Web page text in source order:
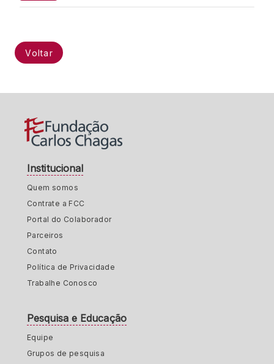
Voltar
Institucional
Quem somos
Contrate a FCC
Portal do Colaborador
Parceiros
Contato
Política de Privacidade
Trabalhe Conosco
Pesquisa e Educação
Equipe
Grupos de pesquisa